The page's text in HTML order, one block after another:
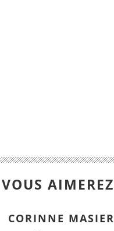
VOUS
CORINNE